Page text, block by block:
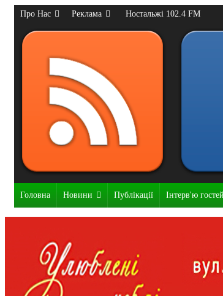
Про Нас Реклама Ностальжі 102.4 FM
Головна Новини Публікації Інтерв'ю